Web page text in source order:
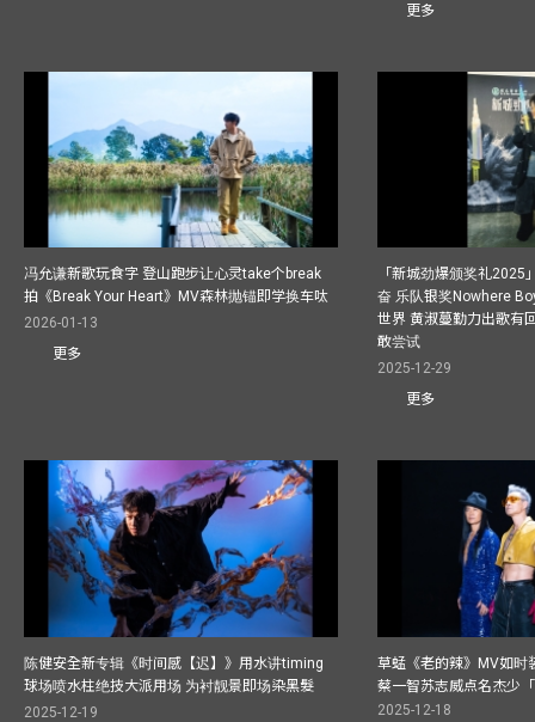
更多
冯允谦新歌玩食字 登山跑步让心灵take个break
拍《Break Your Heart》MV森林抛锚即学换车呔
2026-01-13
更多
「新城劲爆颁奖礼2025
奋 乐队银奖Nowhere
世界 黄淑蔓勤力出歌有
敢尝试
2025-12-29
更多
陈健安全新专辑《时间感【迟】》用水讲timing
球场喷水柱绝技大派用场 为衬靓景即场染黑髮
2025-12-19
草蜢《老的辣》MV如时
蔡一智苏志威点名杰少
2025-12-18